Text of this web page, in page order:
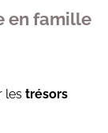
en famille
les trésors